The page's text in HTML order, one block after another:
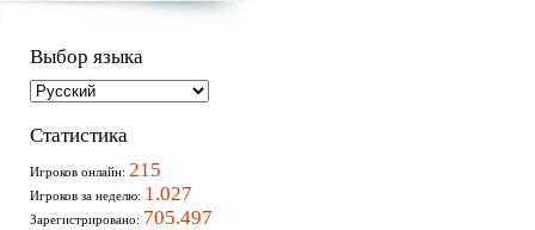
Выбор языка
Статистика
Игроков онлайн: 215
Игроков за неделю: 1.027
Зарегистрировано: 705.497